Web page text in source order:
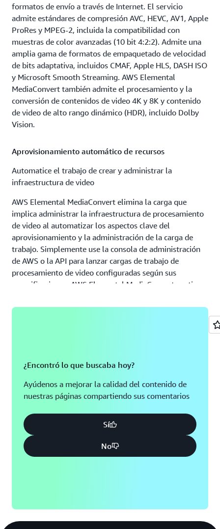
formatos de envío a través de Internet. El servicio
admite estándares de compresión AVC, HEVC, AV1, Apple
ProRes y MPEG-2, incluida la compatibilidad con
muestras de color avanzadas (10 bit 4:2:2). Admite una
amplia gama de formatos de empaquetado de velocidad
de bits adaptativa, incluidos CMAF, Apple HLS, DASH ISO
y Microsoft Smooth Streaming. AWS Elemental
MediaConvert también admite el procesamiento y la
conversión de contenidos de video 4K y 8K y contenido
de video de alto rango dinámico (HDR), incluido Dolby
Vision.
Aprovisionamiento automático de recursos
Automatice el trabajo de crear y administrar la
infraestructura de video
AWS Elemental MediaConvert elimina la carga que
implica administrar la infraestructura de procesamiento
de video al automatizar los aspectos clave del
aprovisionamiento y la administración de la carga de
trabajo. Simplemente use la consola de administración
de AWS o la API para lanzar cargas de trabajo de
procesamiento de video configuradas según sus
especificaciones; AWS Elemental MediaConvert gestiona
organización del servicio, el ajuste de escala, la
a transmisiones, como así también los formatos de envío
a través de Internet.
Redundancia y escabilidad automática para flujos de
trabajo de video a pedido
Cada trabajo que crea con AWS Elemental MediaConvert
controlar su estado y reemplaza automáticamente
¿Encontró lo que buscaba hoy?
Ayúdenos a mejorar la calidad del contenido de
nuestras páginas compartiendo sus comentarios
Sí
No